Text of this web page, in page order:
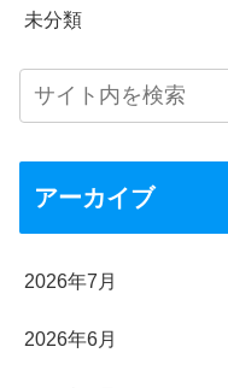
未分類
アーカイブ
2026年7月
2026年6月